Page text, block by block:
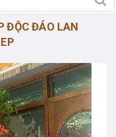
ĐỘC ĐÁO LAN